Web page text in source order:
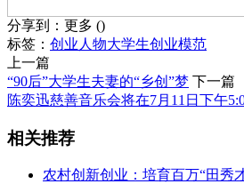
分享到： 更多 ()
标签： 创业人物大学生创业模范
上一篇
“90后”大学生夫妻的“乡创”梦 下一篇
陈奕迅慈善音乐会将在7月11日下午
相关推荐
农村创新创业：培育百万“田秀